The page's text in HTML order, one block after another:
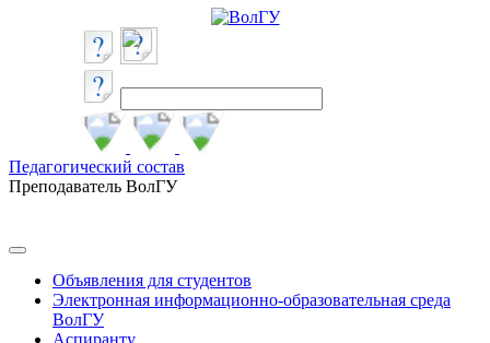
Педагогический состав
Преподаватель ВолГУ
Объявления для студентов
Электронная информационно-образовательная среда
ВолГУ
Аспиранту